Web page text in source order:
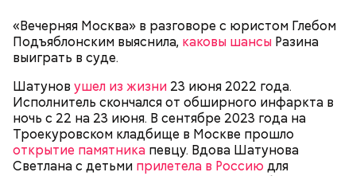
«Вечерняя Москва» в разговоре с юристом Глебом
Подъяблонским выяснила, каковы шансы Разина
выиграть в суде.
Шатунов ушел из жизни 23 июня 2022 года.
Исполнитель скончался от обширного инфаркта в
ночь с 22 на 23 июня. В сентябре 2023 года на
Троекуровском кладбище в Москве прошло
открытие памятника певцу. Вдова Шатунова
Светлана с детьми прилетела в Россию для